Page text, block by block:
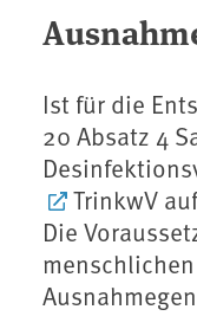
Ist für die
20 Absatz 4
TrinkwV
Die